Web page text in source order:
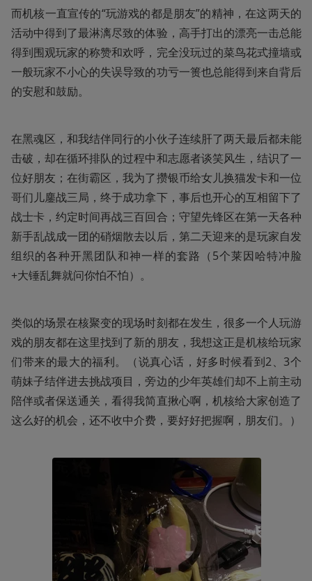
而机核一直宣传的“玩游戏的都是朋友”的精神，在这两天的
活动中得到了最淋漓尽致的体验，高手打出的漂亮一击总能
得到围观玩家的称赞和欢呼，完全没玩过的菜鸟花式撞墙或
一般玩家不小心的失误导致的功亏一篑也总能得到来自背后
的安慰和鼓励。
在黑魂区，和我结伴同行的小伙子连续肝了两天最后都未能
击破，却在循环排队的过程中和志愿者谈笑风生，结识了一
位好朋友；在街霸区，我为了攒银币给女儿换猫发卡和一位
哥们儿鏖战三局，终于成功拿下，事后也开心的互相留下了
战士卡，约定时间再战三百回合；守望先锋区在第一天各种
新手乱战成一团的硝烟散去以后，第二天迎来的是玩家自发
组织的各种开黑团队和神一样的套路（5个莱因哈特冲脸
+大锤乱舞就问你怕不怕）。
类似的场景在核聚变的现场时刻都在发生，很多一个人玩游
戏的朋友都在这里找到了新的朋友，我想这正是机核给玩家
们带来的最大的福利。（说真心话，好多时候看到2、3个
萌妹子结伴进去挑战项目，旁边的少年英雄们却不上前主动
陪伴或者保送通关，看得我简直揪心啊，机核给大家创造了
这么好的机会，还不收中介费，要好好把握啊，朋友们。）